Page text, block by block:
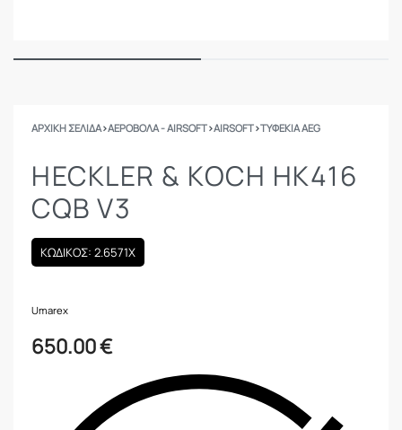
ΑΡΧΙΚΉ ΣΕΛΊΔΑ›ΑΕΡΟΒΟΛΑ - AIRSOFT›AIRSOFT›ΤΥΦΈΚΙΑ AEG
HECKLER & KOCH HK416
CQB V3
ΚΩΔΙΚΟΣ: 2.6571X
Umarex
650.00€